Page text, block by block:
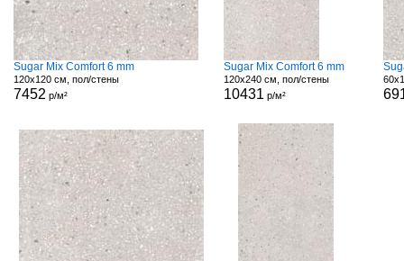
Sugar Mix Comfort 6 mm
120x120 см, пол/стены
7452 р/м²
Sugar Mix Comfort 6 mm
120x240 см, пол/стены
10431 р/м²